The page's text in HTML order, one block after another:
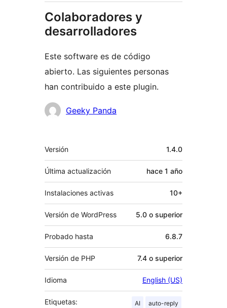
Colaboradores y
desarrolladores
Este software es de código
abierto. Las siguientes personas
han contribuido a este plugin.
Colaboradores
Geeky Panda
Meta
Versión 1.4.0
Última actualización hace 1 año
Instalaciones activas 10+
Versión de WordPress 5.0 o superior
Probado hasta 6.8.7
Versión de PHP 7.4 o superior
Idioma English (US)
Etiquetas: AI auto-reply